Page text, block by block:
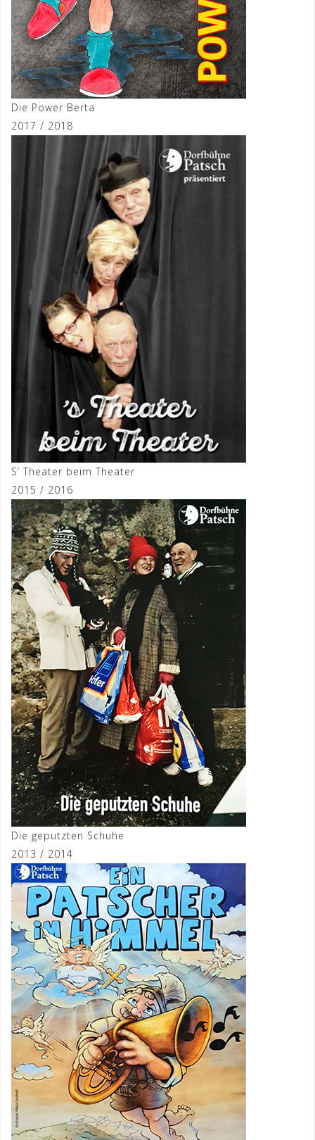
Die Power Berta
2017 / 2018
S‘ Theater beim Theater
2015 / 2016
Die geputzten Schuhe
2013 / 2014